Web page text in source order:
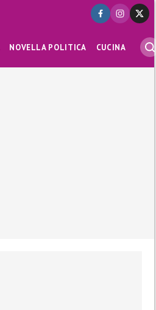
NOVELLA POLITICA CUCINA